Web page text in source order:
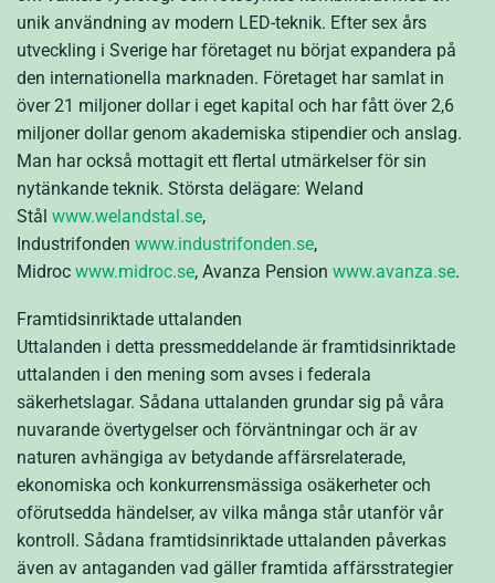
unik användning av modern LED-teknik. Efter sex års
utveckling i Sverige har företaget nu börjat expandera på
den internationella marknaden. Företaget har samlat in
över 21 miljoner dollar i eget kapital och har fått över 2,6
miljoner dollar genom akademiska stipendier och anslag.
Man har också mottagit ett flertal utmärkelser för sin
nytänkande teknik. Största delägare: Weland
Stål www.welandstal.se,
Industrifonden www.industrifonden.se,
Midroc www.midroc.se, Avanza Pension www.avanza.se.
Framtidsinriktade uttalanden
Uttalanden i detta pressmeddelande är framtidsinriktade
uttalanden i den mening som avses i federala
säkerhetslagar. Sådana uttalanden grundar sig på våra
nuvarande övertygelser och förväntningar och är av
naturen avhängiga av betydande affärsrelaterade,
ekonomiska och konkurrensmässiga osäkerheter och
oförutsedda händelser, av vilka många står utanför vår
kontroll. Sådana framtidsinriktade uttalanden påverkas
även av antaganden vad gäller framtida affärsstrategier